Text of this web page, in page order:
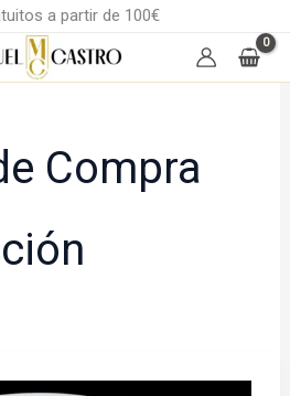
a partir de 100€
Compra